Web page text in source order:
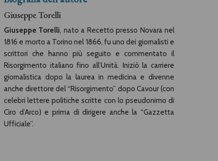
Giuseppe Torelli
Giuseppe Torelli, nato a Recetto presso Novara nel
1816 e morto a Torino nel 1866, fu uno dei giornalisti e
scrittori che hanno più seguito e commentato il
Risorgimento italiano fino all’Unità. Iniziò la carriere
giornalistica dopo la laurea in medicina e divenne
anche direttore del “Risorgimento” dopo Cavour (con
celebri lettere politiche scritte con lo pseudonimo di
Ciro d’Arco) e prima di dirigere anche la “Gazzetta
Ufficiale”.